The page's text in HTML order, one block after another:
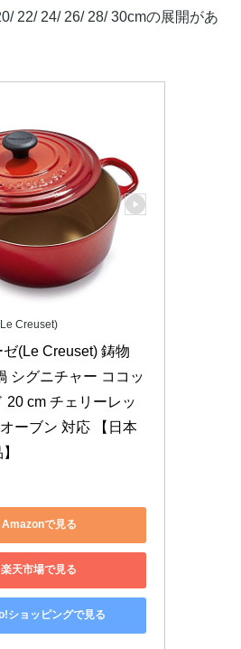
22/ 24/ 26/ 28/ 30cmの展開があ
Creuset)
ゼ(Le Creuset) 鋳物
シグニチャー ココッ
20 cm チェリーレッ
ーブン 対応 【日本
Amazonで見る
楽天市場で見る
ショッピングで見る